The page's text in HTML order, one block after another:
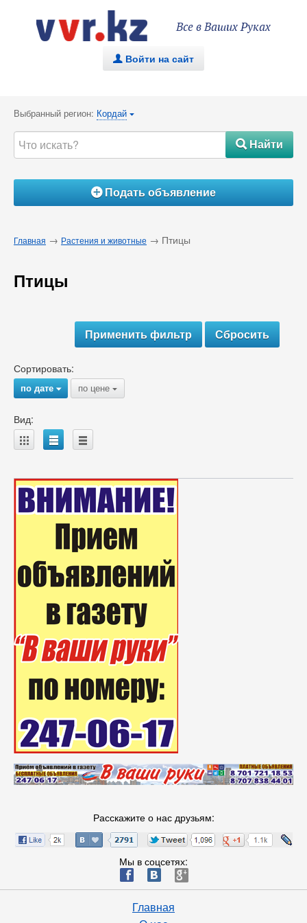
Все в Ваших Руках
. Войти на сайт
Выбранный регион: Кордай {
#Найти
ÁПодать объявление
Главная → Растения и животные → Птицы
Птицы
Сортировать:
по дате{ по цене {
Вид:
A B C
Расскажите о нас друзьям:
Мы в соцсетях:
ä æ è
Главная